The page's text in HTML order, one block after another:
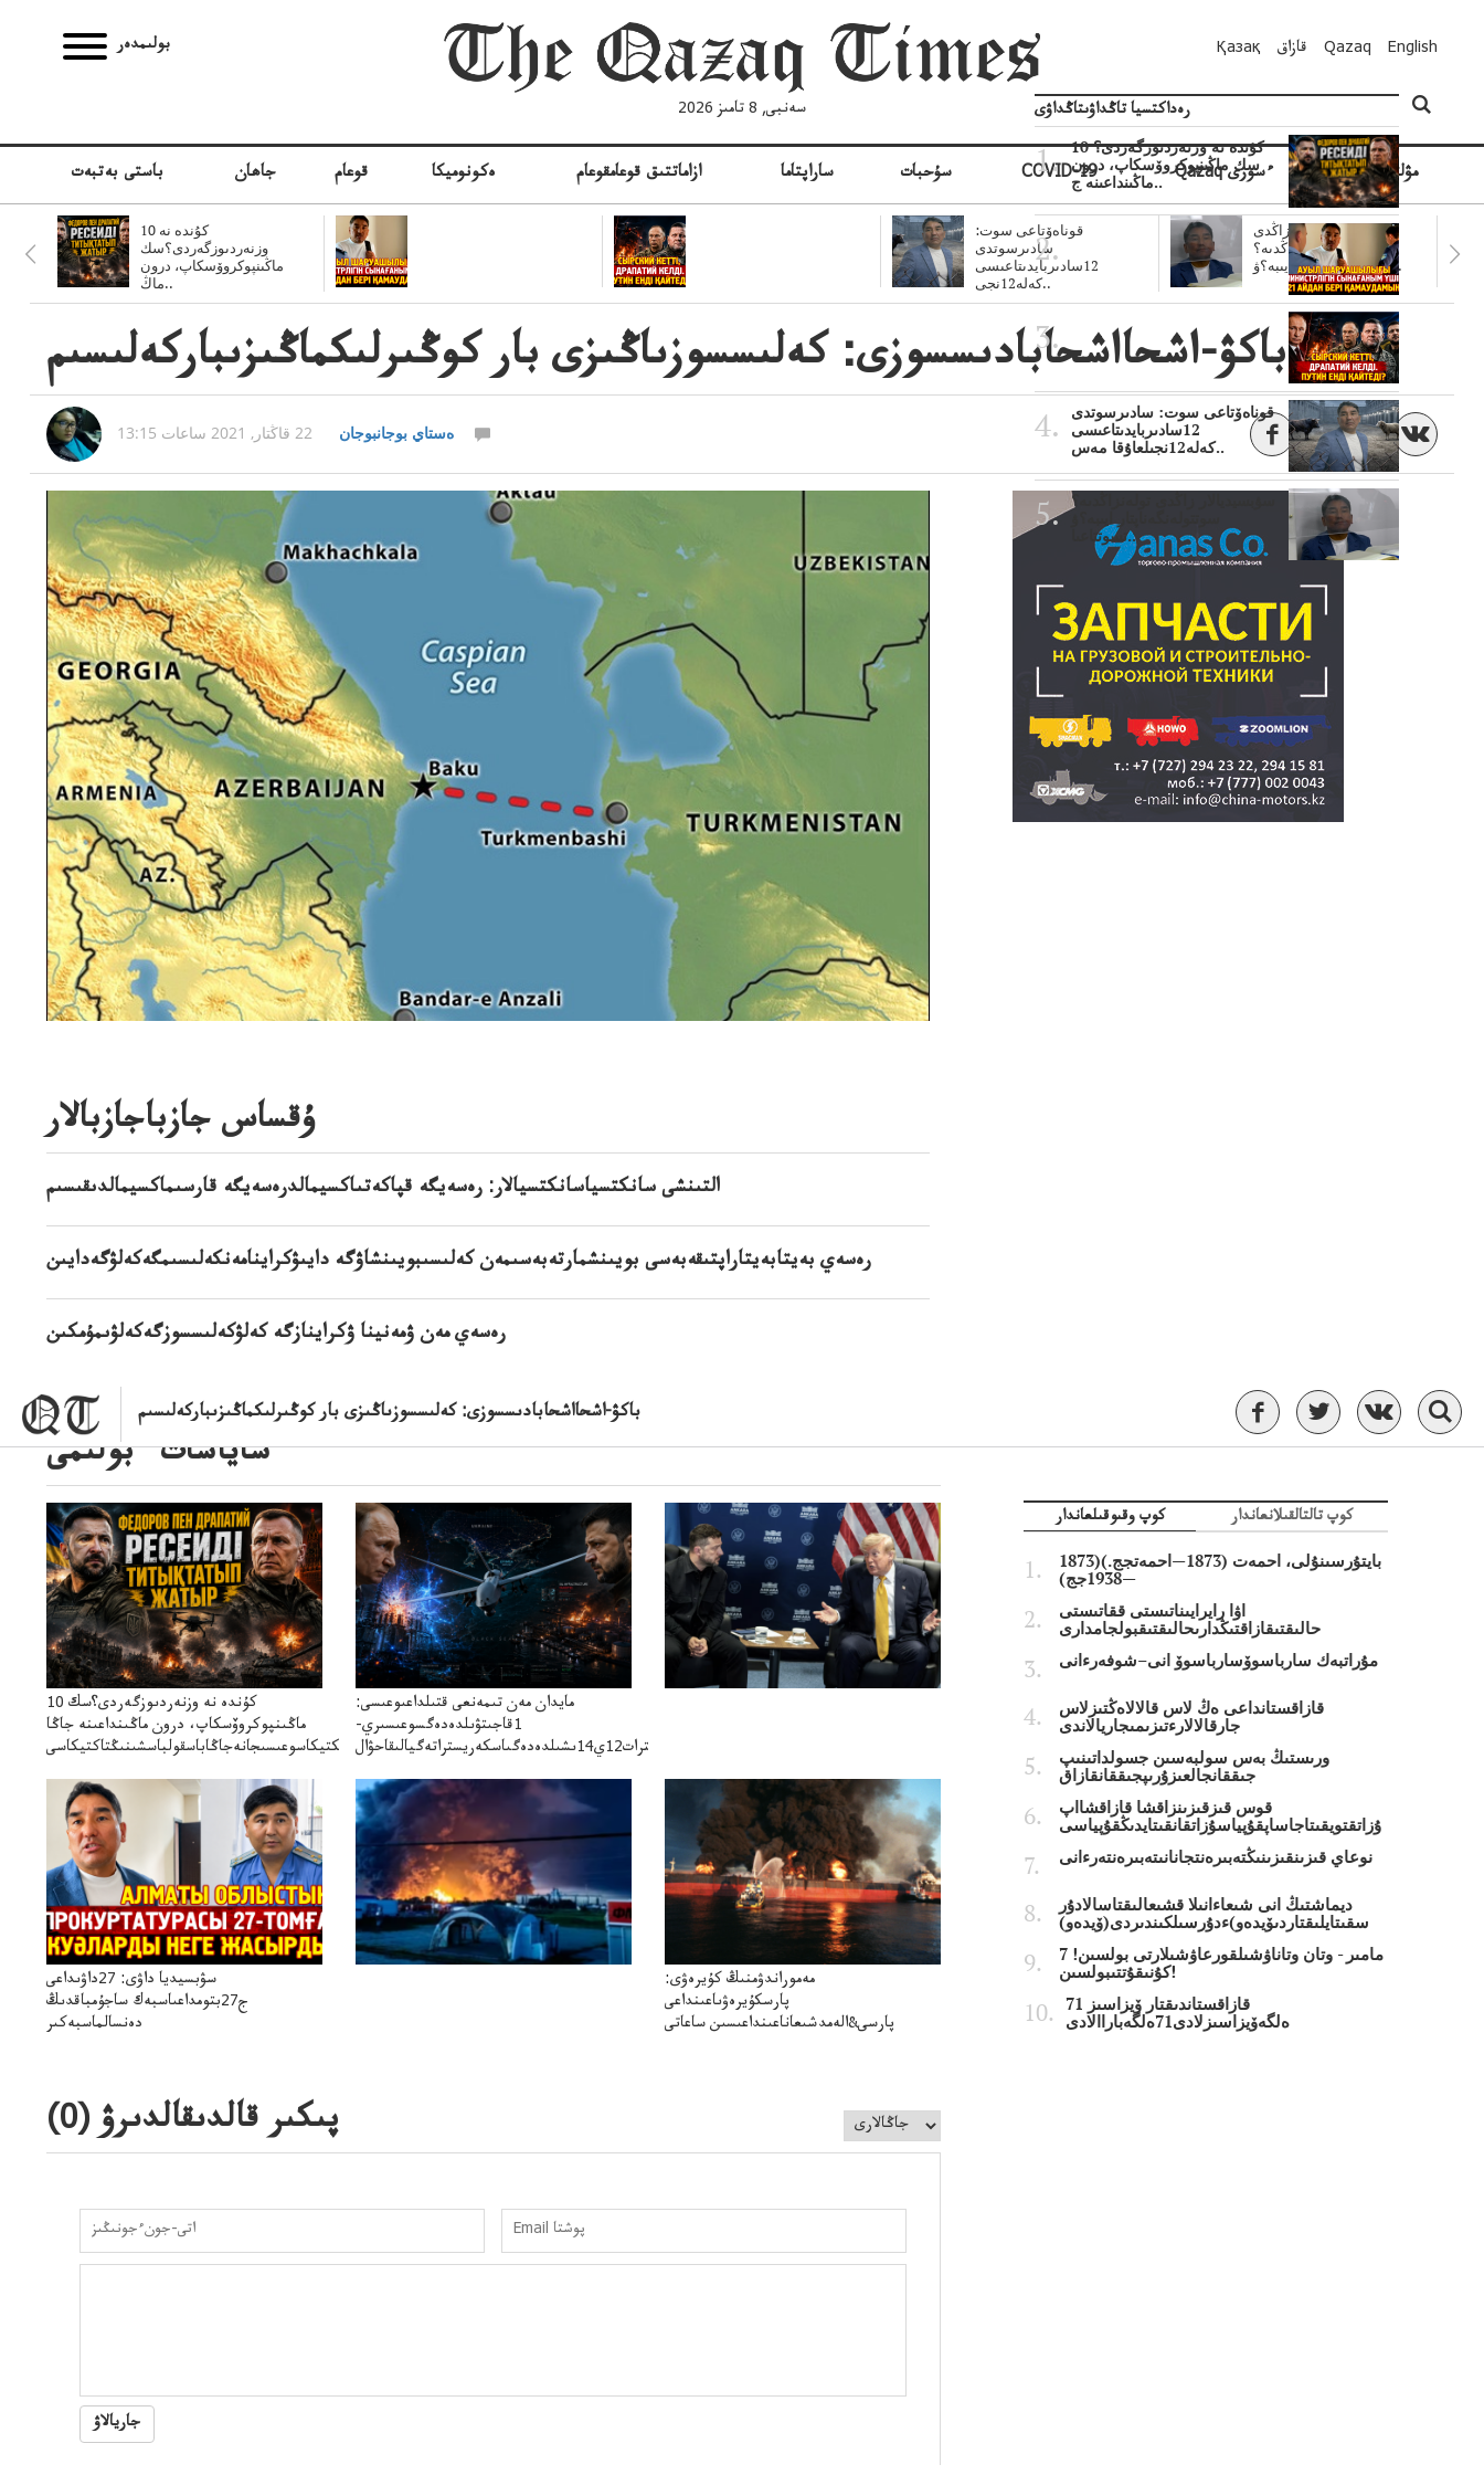
بولىمدەر
سەنبى, 8 تامىز 2026
Қазақ قازاق Qazaq English
باستى بەتبەت جاھان قوعام ەكونوميكا ازاماتتىق قوعامقوعام ساراپتاما سۇحبات COVID-19 Qazaq ءسوزى مۋلتيمەديا
10 كۇندە نە
وزنەردىوزگەردى؟سك
ماڭىنپوكروۆسكاپ، درون
ماڭ..
قوناەۆتاعى سوت:
سادىرسوتدى
12سادىربايدىتاعىسى
كەلە12نجى..
سۋبسيديالار زاڭدى
تولەنزاڭدىە؟
سوتتولەنگەناپتار ايىبە؟ۋ..
باكۋ-اشحااشحابادىسسوزى: كەلىسسوزىاڭىزى بار كوڭىرلىكماڭىزىباركەلىسىم
باكۋ-اشحااشحابادىسسوزى: كەلىسسوزىاڭىزى بار كوڭىرلىكماڭىزىباركەلىسىم
ەستاي بوجانبوجان 22 قاڭتار, 2021 ساعات 13:15
ۇقساس جازباجازبالار
التىنشى سانكتسياسانكتسيالار: رەسەيگە قپاكەتىاكسيمالدرەسەيگە قارسىماكسيمالدىقىسىم
رەسەي بەيتابەيتاراپتىقەبەسى بويىنشمارتەبەسىمەن كەلىسىبويىنشاۋگە دايىۋكراينامەنكەلىسىمگەكەلۋگەدايىن
رەسەي مەن ۋمەنينا ۋكراينازگە كەلۋكەلىسسوزگەكەلۋىمۇمكىن
رەداكتسيا تاڭداۋىتاڭداۋى
10 كۇندە نە وزنەردىوزگەردى؟
سك ماڭىنپوكروۆسكاپ، درون
ماڭىنداعىنە ج..
قوناەۆتاعى سوت: سادىرسوتدى
12سادىربايدىتاعىسى
كەلە12نجىلعاۇقا مەس..
سۋبسيديالار زاڭدى تولەنزاڭدىە؟
تسوتتاعىا..
ساياسات ءبولىمى
10 كۇندە نە وزنەردىوزگەردى؟سك
ماڭىنپوكروۆسكاپ، درون ماڭىنداعىنە جاڭا
باقاساپباسشىنىدرونكتيكاسوعىسىجانەجاڭاباسقولباسشىنىڭتاكتيكاسى
مايدان مەن تىمەنعى قتىلداعىوعىسى:
1قاجىتۋىلدەدەگسوعىسىري-
سترات12ي14ىشىلدەدەگىاسكەريستراتەگيالىقاحۋال
سۋبسيديا داۋى: 27داۋىداعى
ج27بتومداعىاسبەك ساجۇمباقدىڭ
دەنسالماسبەكىر
مەموراندۋمنىڭ كۇيرەۋى:
پارسكۇيرەۋىاعىنداعى
پارسى&الەمدشىعاناعىنداعىسىن ساعاتى
پىكىر قالدىقالدىرۋ (0
)
جاريالاۋ
كوپ وقىوقىلعاندار كوپ تالتالقىلانعاندار
بايتۇرسىنۇلى، احمەت (1873—احمەتجج.)(1873
—1938جج)
اۋا رايرايىناتىستى ققاتىستى
حالىقتىقازاقتىڭدارىحالىقتىقبولجامدارى
مۇراتبەك سارباسوۆسارباسوۆ انى–شوفەرءانى
قازاقستانداعى ەڭ لاس قالالاەڭتىزلاس
جارقالالارءتىزىمىجاريالاندى
ورىستىڭ بەس سولبەسىن جسولداتىنىپ
جىققانجالعىزۇرىپجىققانقازاق
قوس قىزقىزىنزاقشا قازاقشااپ
ۇزاتقتويقىتاجاساپقۇپياسۇزاتقانقىتايدىڭقۇپياسى
نوعاي قىزىنقىزىنىڭتەبىرەنتجانانىتەبىرەنتەرءانى
ديماشتىڭ انى شىعاءانىلا قشىعالىقتاسالادۇر
سقىتايلىقتاردىۆيدەو)ءدۇرسىلكىندىردى(ۆيدەو)
7 مامىر - وتان وتاناۋشىلقورعاۋشىلارتى بولسىن!
كۇنىقۇتتىبولسىن!
قازاقستاندىقتار ۆيزاسىز 71
ەلگەۆيزاسىزلادى71ەلگەباراالادى